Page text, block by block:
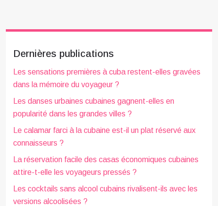
Dernières publications
Les sensations premières à cuba restent-elles gravées
dans la mémoire du voyageur ?
Les danses urbaines cubaines gagnent-elles en
popularité dans les grandes villes ?
Le calamar farci à la cubaine est-il un plat réservé aux
connaisseurs ?
La réservation facile des casas économiques cubaines
attire-t-elle les voyageurs pressés ?
Les cocktails sans alcool cubains rivalisent-ils avec les
versions alcoolisées ?